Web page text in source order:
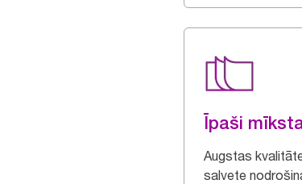
Īpaši
Augstas
salvete